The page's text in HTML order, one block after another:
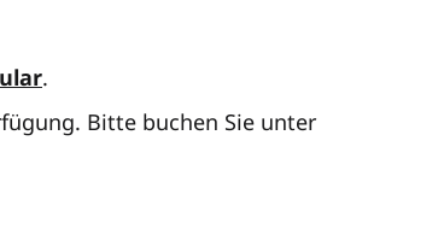
.
Bitte buchen Sie unter